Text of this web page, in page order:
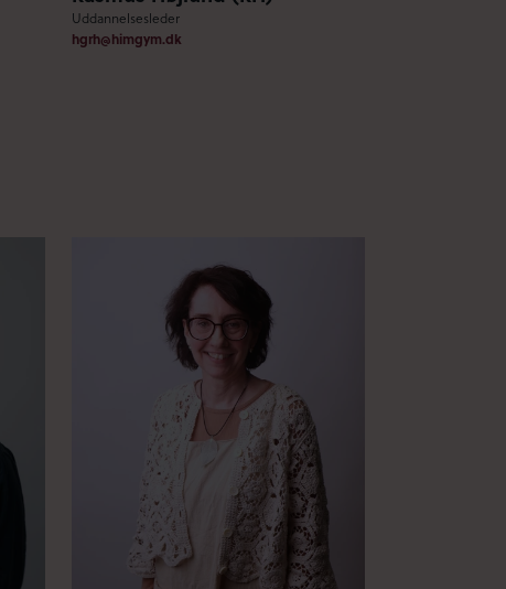
Uddannelsesleder
hgrh@himgym.dk